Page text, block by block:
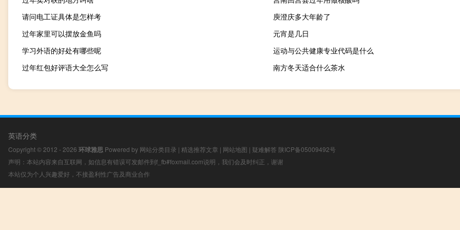
请问电工证具体是怎样考
庾澄庆多大年龄了
过年家里可以摆放金鱼吗
元宵是几日
学习外语的好处有哪些呢
运动与公共健康专业代码是什么
过年红包好评语大全怎么写
南方冬天适合什么茶水
英语分类
Copyright © 2012 - 2026 环球雅思 Powered by 网站分类目录 | 精选推荐文章 | 网站地图 | 疑难解答 陕ICP备05009492号
声明：本站内容来自互联网，如信息有错误可发邮件到f_fb#foxmail.com说明，我们会及时纠正，谢谢
本站仅为个人兴趣爱好，不接盈利性广告及商业合作